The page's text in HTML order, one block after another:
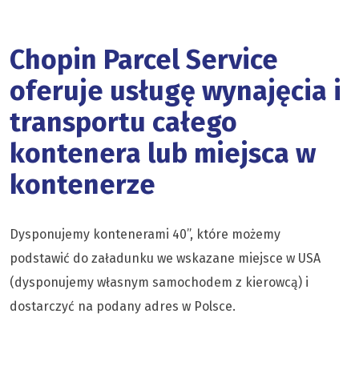
Chopin Parcel Service
oferuje usługę wynajęcia i
transportu całego
kontenera lub miejsca w
kontenerze
Dysponujemy kontenerami 40”, które możemy
podstawić do załadunku we wskazane miejsce w USA
(dysponujemy własnym samochodem z kierowcą) i
dostarczyć na podany adres w Polsce.